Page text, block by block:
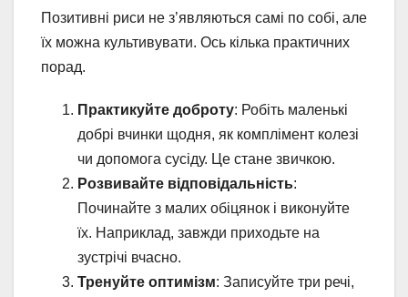
Позитивні риси не з’являються самі по собі, але
їх можна культивувати. Ось кілька практичних
порад.
Практикуйте доброту: Робіть маленькі
добрі вчинки щодня, як комплімент колезі
чи допомога сусіду. Це стане звичкою.
Розвивайте відповідальність:
Починайте з малих обіцянок і виконуйте
їх. Наприклад, завжди приходьте на
зустрічі вчасно.
Тренуйте оптимізм: Записуйте три речі,